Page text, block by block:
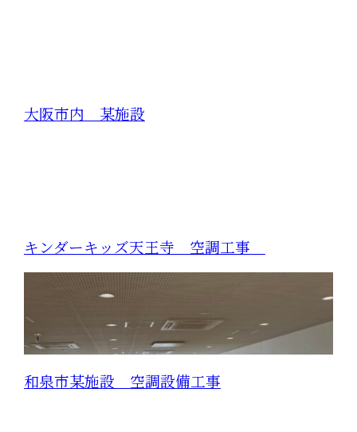
大阪市内 某施設
キンダーキッズ天王寺 空調工事
和泉市某施設 空調設備工事